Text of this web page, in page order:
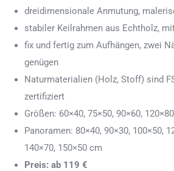
dreidimensionale Anmutung,
stabiler Keilrahmen aus Echtholz,
fix und fertig zum Aufhängen, zwei
genügen
Naturmaterialien (Holz, Stoff) sind
zertifiziert
Größen: 60×40, 75×50, 90×60,
Panoramen: 80×40, 90×30, 100×50,
140×70, 150×50 cm
Preis: ab 119 €